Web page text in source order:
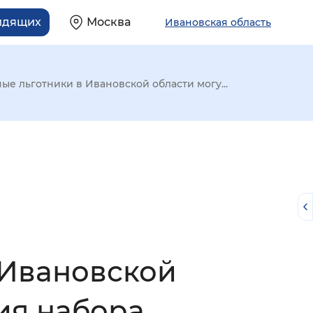
Москва Ивановская область
льготники в Ивановской области могу...